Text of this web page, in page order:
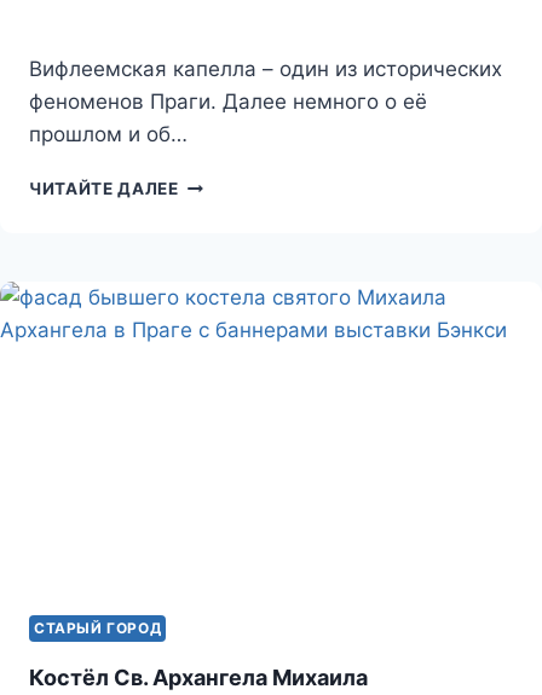
Вифлеемская капелла – один из исторических
феноменов Праги. Далее немного о её
прошлом и об…
ЧИТАЙТЕ ДАЛЕЕВИФЛЕЕМСКАЯ
СТАРЫЙ ГОРОД
Костёл Св. Архангела Михаила